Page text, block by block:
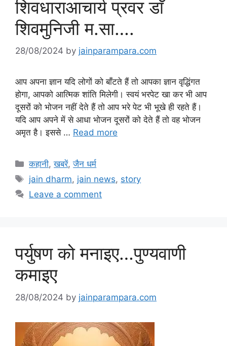
शिवधाराआचार्य प्रवर डाॅ
शिवमुनिजी म.सा….
28/08/2024 by jainparampara.com
आप अपना ज्ञान यदि लोगों को बाँटते हैं तो आपका ज्ञान वृद्धिंगत
होगा, आपको आत्मिक शांति मिलेगी। स्वयं भरपेट खा कर भी आप
दूसरों को भोजन नहीं देते हैं तो आप भरे पेट भी भूखे ही रहते हैं।
यदि आप अपने में से आधा भोजन दूसरों को देते हैं तो वह भोजन
अमृत है। इससे … Read more
Categories
कहानी,खबरें,जैन धर्म
Tags
jain dharm, jain news, story
Leave a comment
पर्युषण को मनाइए…पुण्यवाणी
कमाइए
28/08/2024 by jainparampara.com